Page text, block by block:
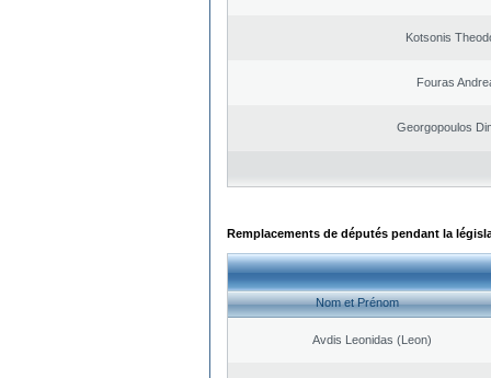
Kotsonis
Fouras
Georgopoulos
Remplacements de députés pendant la
Nom et Prénom
Avdis Leonidas (Leon)